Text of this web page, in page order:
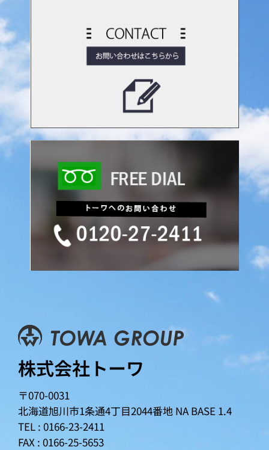
株式会社トーワ
〒070-0031
北海道旭川市1条通4丁目2044番地 NA BASE 1.4
TEL : 0166-23-2411
FAX : 0166-25-5653